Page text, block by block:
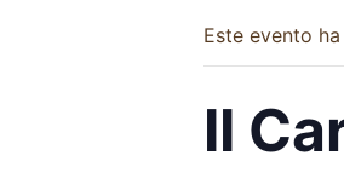
Este evento
II